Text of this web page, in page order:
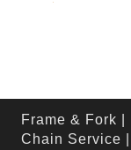
Frame & Fork
Chain Service